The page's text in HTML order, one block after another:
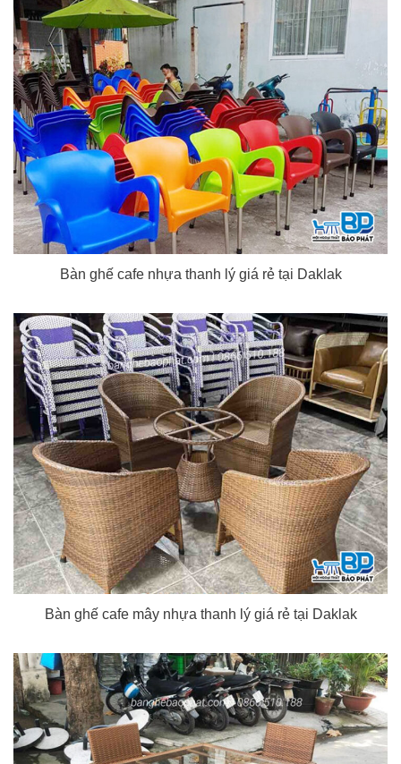
Bàn ghế cafe nhựa thanh lý giá rẻ tại Daklak
Bàn ghế cafe mây nhựa thanh lý giá rẻ tại Daklak